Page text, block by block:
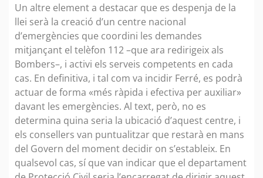
Un altre element a destacar que es despenja de la
llei serà la creació d’un centre nacional
d’emergències que coordini les demandes
mitjançant el telèfon 112 –que ara redirigeix als
Bombers–, i activi els serveis competents en cada
cas. En definitiva, i tal com va incidir Ferré, es podrà
actuar de forma «més ràpida i efectiva per auxiliar»
davant les emergències. Al text, però, no es
determina quina seria la ubicació d’aquest centre, i
els consellers van puntualitzar que restarà en mans
del Govern del moment decidir on s’estableix. En
qualsevol cas, sí que van indicar que el departament